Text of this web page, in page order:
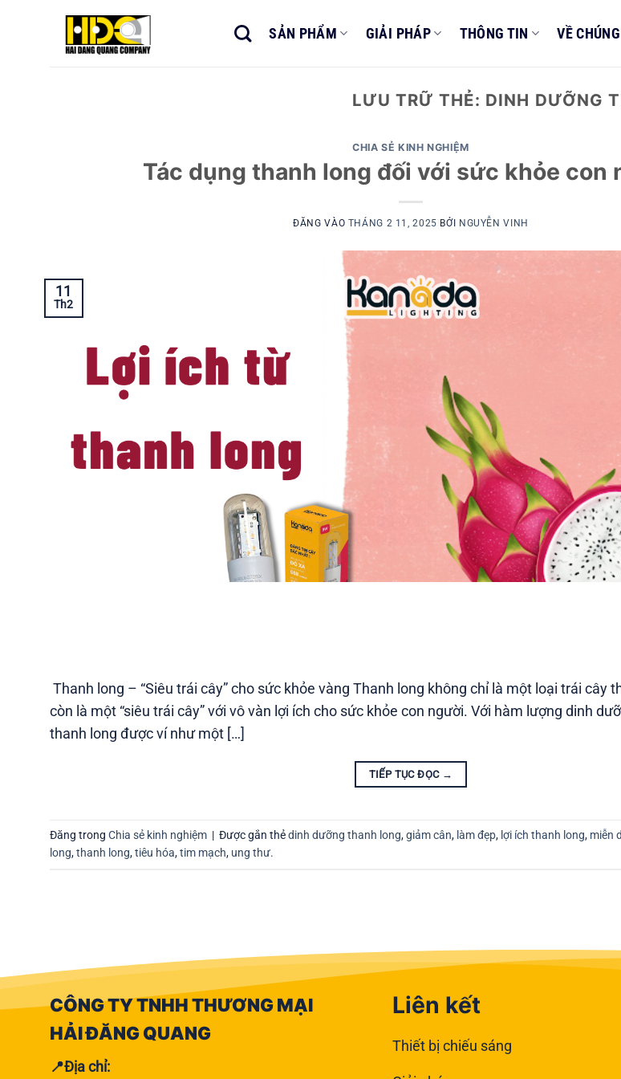
SẢN PHẨM GIẢI PHÁP THÔNG TIN VỀ
LƯU TRỮ THẺ: DINH DƯỠNG
CHIA SẺ KINH NGHIỆM
Tác dụng thanh long đối với sức khỏe con
ĐĂNG VÀO THÁNG 2 11, 2025 BỞI NGUYỄN VINH
11
Th2
Thanh long – “Siêu trái cây” cho sức khỏe vàng Thanh long không chỉ là một loại trái cây
còn là một “siêu trái cây” với vô vàn lợi ích cho sức khỏe con người. Với hàm lượng dinh
thanh long được ví như một […]
TIẾP TỤC ĐỌC →
Đăng trong Chia sẻ kinh nghiệm | Được gắn thẻdinh dưỡng thanh long,giảm cân, làm đẹp, lợi ích thanh long, miễn
long,thanh long,tiêu hóa,tim mạch, ung thư.
CÔNG TY TNHH THƯƠNG MẠI
HẢI ĐĂNG QUANG
📍Địa chỉ:
Liên kết
Thiết bị chiếu sáng